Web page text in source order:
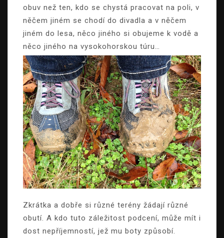
obuv než ten, kdo se chystá pracovat na poli, v
něčem jiném se chodí do divadla a v něčem
jiném do lesa, něco jiného si obujeme k vodě a
něco jiného na vysokohorskou túru…
Zkrátka a dobře si různé terény žádají různé
obutí. A kdo tuto záležitost podcení, může mít i
dost nepříjemností, jež mu boty způsobí.